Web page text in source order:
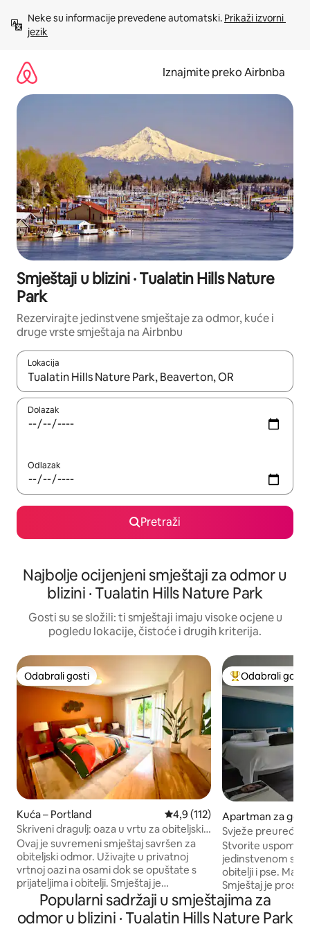
sadržaj
Neke su informacije prevedene automatski. Prikaži izvorni
jezik
Iznajmite preko Airbnba
Smještaji u blizini · Tualatin Hills Nature
Park
Rezervirajte jedinstvene smještaje za odmor, kuće i
druge vrste smještaja na Airbnbu
Lokacija
Kada budu dostupni rezultati, moći ćete ih pregledati
Dolazak
Odlazak
Pretraži
Najbolje ocijenjeni smještaji za odmor u
blizini · Tualatin Hills Nature Park
Gosti su se složili: ti smještaji imaju visoke ocjene u
pogledu lokacije, čistoće i drugih kriterija.
Odabrali gosti
Odabrali gosti
Kuća – Portland Prosječna ocjena: 4,9/5,
4,9 (112)
Skriveni dragulj: oaza u vrtu za obiteljski
odmor
Ovaj je suvremeni smještaj savršen za
obiteljski odmor. Uživajte u privatnoj
vrtnoj oazi na osami dok se opuštate s
prijateljima i obitelji. Smještaj je
opremljen svime što vam je potrebno s
kompletnom kuhinjom opremljenom
osnovnom opremom za kuhanje,
Među najviše
Odabrali gosti
Apartman za
rton
Svježe
besplatan!
Stvorite
jedinstvenom
obitelji i pse.
Smještaj je
privatan. Ponosni
pažljivo čistimo
a za svaki
Popularni sadržaji u smještajima za
odmor u blizini · Tualatin Hills Nature Park